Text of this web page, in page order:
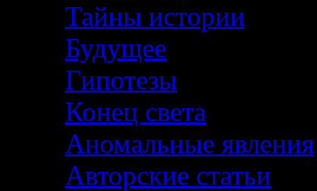
Тайны истории
Будущее
Гипотезы
Конец света
Аномальные явления
Авторские статьи